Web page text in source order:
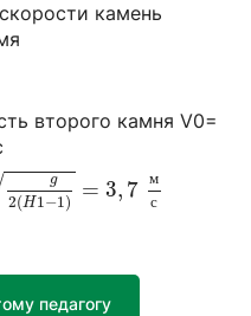
камень
c
второго камня V0=
g
2(H1−1) = 3, 7 м
с
g2(H1− м
педагогу